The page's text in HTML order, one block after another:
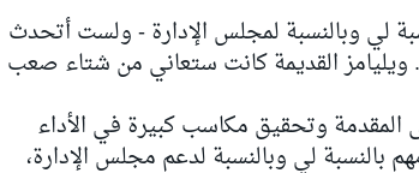
لي وبالنسبة لمجلس الإدارة - ولست أتحدث
ويليامز القديمة كانت ستعاني من شتاء صعب
المقدمة وتحقيق مكاسب كبيرة في الأداء
بالنسبة لي وبالنسبة لدعم مجلس الإدارة،